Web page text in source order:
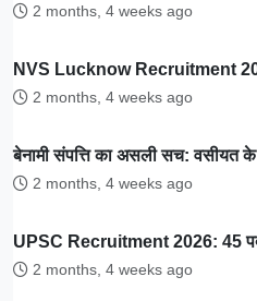
2 months, 4 weeks ago
NVS Lucknow Recruitment
2 months, 4 weeks ago
बेनामी संपत्ति का असली सच: वसीयत
2 months, 4 weeks ago
UPSC Recruitment 2026: 45
2 months, 4 weeks ago